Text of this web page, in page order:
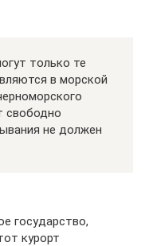
только те
в морской
свободно
не должен
государство,
курорт